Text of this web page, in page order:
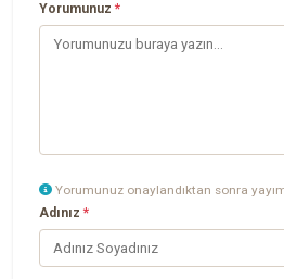
Yorumunuz*
Yorumunuz onaylandıktan sonra
Adınız*